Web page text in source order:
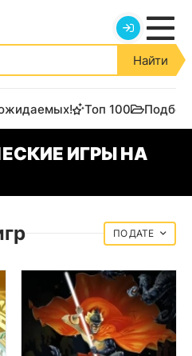
Найти
Топ 100
ИГРЫ НА
ДАТЕ